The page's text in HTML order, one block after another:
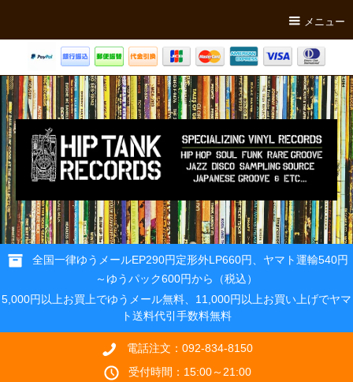
メニュー
全国一律ゆうメールEP290円定形外LP660円、ヤマト運輸540円
～ゆうパック600円から（税込）
5,000円以上お買上でゆうメール無料、11,000円以上お買い上げでヤマ
ト送料代引手数料無料
電話注文：092-834-8150
受付時間：15:00～21:00